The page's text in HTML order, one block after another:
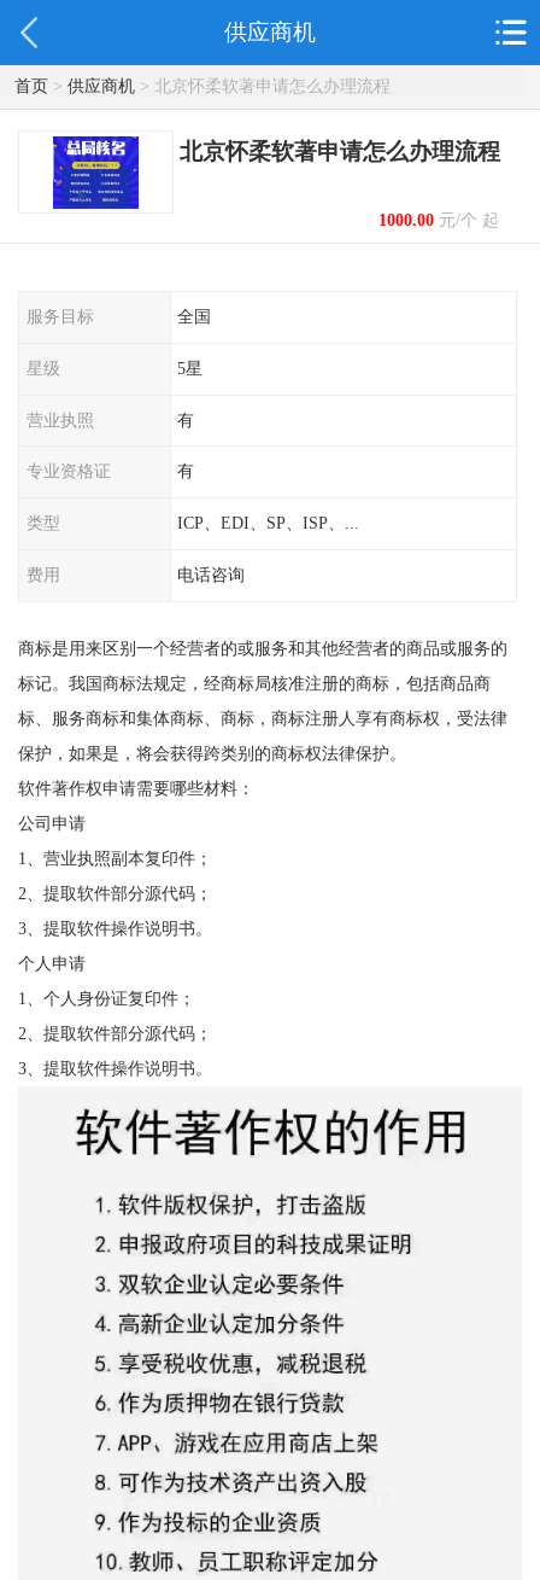
供应商机
首页> 供应商机> 北京怀柔软著申请怎么办理流程
北京怀柔软著申请怎么办理流程
1000.00元/个 起
服务目标 全国
星级 5星
营业执照 有
专业资格证 有
类型 ICP、EDI、SP、ISP、...
费用 电话咨询
商标是用来区别一个经营者的或服务和其他经营者的商品或服务的
标记。我国商标法规定，经商标局核准注册的商标，包括商品商
标、服务商标和集体商标、商标，商标注册人享有商标权，受法律
保护，如果是，将会获得跨类别的商标权法律保护。
软件著作权申请需要哪些材料：
公司申请
1、营业执照副本复印件；
2、提取软件部分源代码；
3、提取软件操作说明书。
个人申请
1、个人身份证复印件；
2、提取软件部分源代码；
3、提取软件操作说明书。